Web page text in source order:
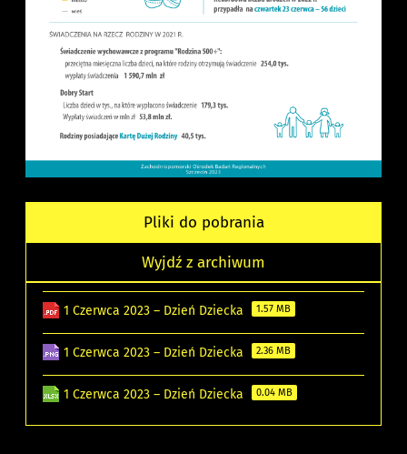
Pliki do pobrania
Wyjdź z archiwum
1 Czerwca 2023 – Dzień Dziecka 1.57 MB
1 Czerwca 2023 – Dzień Dziecka 2.36 MB
1 Czerwca 2023 – Dzień Dziecka 0.04 MB